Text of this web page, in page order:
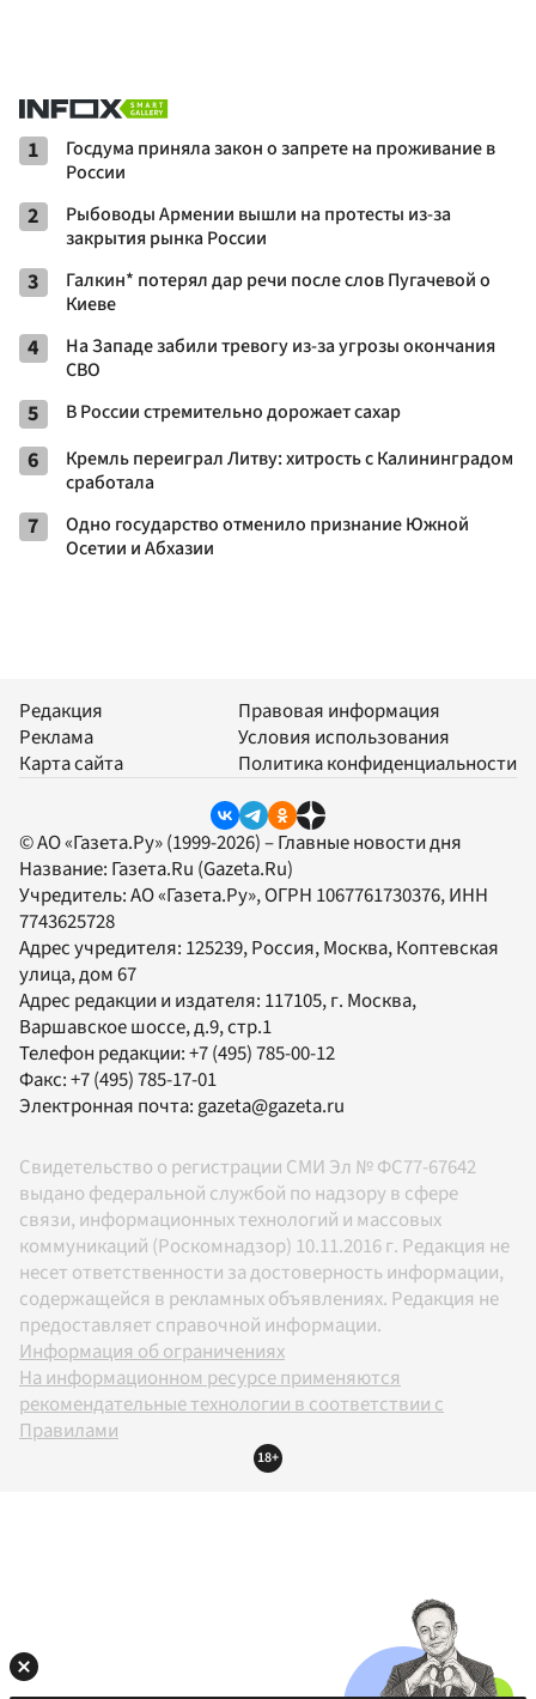
1
Госдума приняла закон о запрете на проживание в
России
2
Рыбоводы Армении вышли на протесты из-за
закрытия рынка России
3
Галкин* потерял дар речи после слов Пугачевой о
Киеве
4
На Западе забили тревогу из-за угрозы окончания
СВО
5 В России стремительно дорожает сахар
6
Кремль переиграл Литву: хитрость с Калининградом
сработала
7
Одно государство отменило признание Южной
Осетии и Абхазии
Редакция
Реклама
Карта сайта
Правовая информация
Условия использования
Политика конфиденциальности
© АО «Газета.Ру» (1999-2026) – Главные новости дня
Название: Газета.Ru (Gazeta.Ru)
Учредитель:АО «Газета.Ру», ОГРН 1067761730376, ИНН
7743625728
Адрес учредителя: 125239, Россия, Москва, Коптевская
улица, дом 67
Адрес редакции и издателя: 117105, г. Москва,
Варшавское шоссе, д.9, стр.1
Телефон редакции:+7 (495) 785-00-12
Факс:+7 (495) 785-17-01
Электронная почта: gazeta@gazeta.ru
Свидетельство о регистрации СМИ Эл № ФС77-67642
выдано федеральной службой по надзору в сфере
связи, информационных технологий и массовых
коммуникаций (Роскомнадзор) 10.11.2016 г. Редакция не
несет ответственности за достоверность информации,
содержащейся в рекламных объявлениях. Редакция не
предоставляет справочной информации.
Информация об ограничениях
На информационном ресурсе применяются
рекомендательные технологии в соответствии с
Правилами
18+